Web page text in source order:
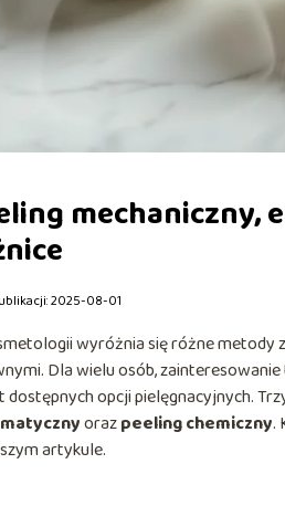
mechaniczny,
2025-08-01
wyróżnia się różne metody
Dla wielu osób,
opcji pielęgnacyjnych.
orazpeeling chemiczny.
artykule.